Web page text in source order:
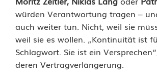
e
S
p
V
würden Verantwortung tragen –
auch weiter tun. Nicht, weil sie
weil sie es wollen. „Kontinuität ist
Schlagwort. Sie ist ein
deren Vertragverlängerung.